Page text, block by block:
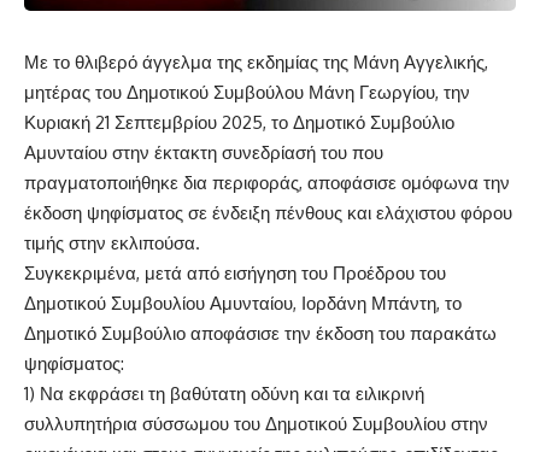
Με το θλιβερό άγγελμα της εκδημίας της Μάνη Αγγελικής,
μητέρας του Δημοτικού Συμβούλου Μάνη Γεωργίου, την
Κυριακή 21 Σεπτεμβρίου 2025, το Δημοτικό Συμβούλιο
Αμυνταίου στην έκτακτη συνεδρίασή του που
πραγματοποιήθηκε δια περιφοράς, αποφάσισε ομόφωνα την
έκδοση ψηφίσματος σε ένδειξη πένθους και ελάχιστου φόρου
τιμής στην εκλιπούσα.
Συγκεκριμένα, μετά από εισήγηση του Προέδρου του
Δημοτικού Συμβουλίου Αμυνταίου, Ιορδάνη Μπάντη, το
Δημοτικό Συμβούλιο αποφάσισε την έκδοση του παρακάτω
ψηφίσματος:
1) Να εκφράσει τη βαθύτατη οδύνη και τα ειλικρινή
συλλυπητήρια σύσσωμου του Δημοτικού Συμβουλίου στην